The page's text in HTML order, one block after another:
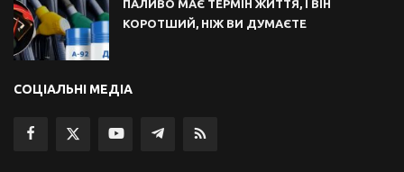
ПАЛИВО МАЄ ТЕРМІН ЖИТТЯ, І ВІН
КОРОТШИЙ, НІЖ ВИ ДУМАЄТЕ
СОЦІАЛЬНІ МЕДІА